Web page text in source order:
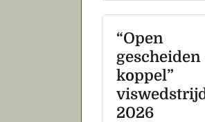
“Open
gescheiden
koppel”
2026